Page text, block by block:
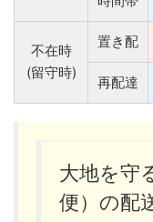
不在時
(留守時)
置き配
再配達
大地を守
便）の配